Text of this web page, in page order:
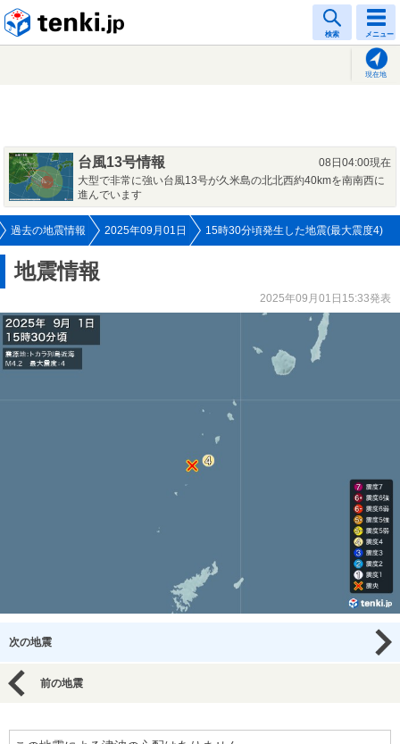
検索 メニュー
現在地
台風13号情報
08日04:00現在
大型で非常に強い台風13号が久米島の北北西約40kmを南南西に
進んでいます
過去の地震情報 2025年09月01日 15時30分頃発生した地震(最大震度4)
地震情報
2025年09月01日15:33発表
次の地震
前の地震